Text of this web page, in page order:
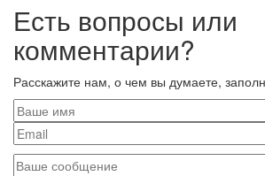
Есть вопросы или
комментарии?
Расскажите нам, о чем вы думаете,